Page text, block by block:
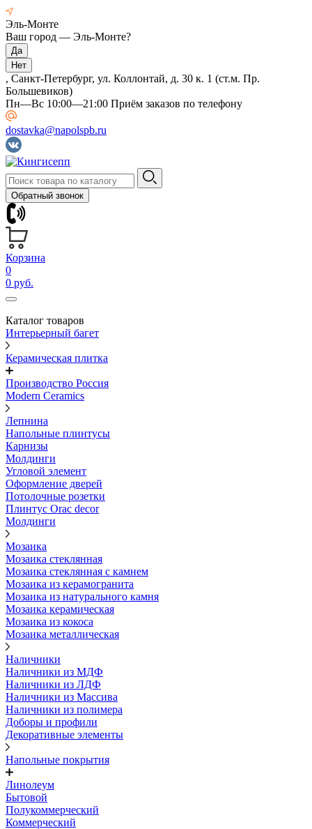
Эль-Монте
Ваш город — Эль-Монте?
, Санкт-Петербург, ул. Коллонтай, д. 30 к. 1 (ст.м. Пр.
Большевиков)
Пн—Вс 10:00—21:00 Приём заказов по телефону
dostavka@napolspb.ru
Обратный звонок
Корзина
0
0 руб.
Каталог товаров
Интерьерный багет
Керамическая плитка
Производство Россия
Modern Ceramics
Лепнина
Напольные плинтусы
Карнизы
Молдинги
Угловой элемент
Оформление дверей
Потолочные розетки
Плинтус Orac decor
Молдинги
Мозаика
Мозаика стеклянная
Мозаика стеклянная с камнем
Мозаика из керамогранита
Мозаика из натурального камня
Мозаика керамическая
Мозаика из кокоса
Мозаика металлическая
Наличники
Наличники из МДФ
Наличники из ЛДФ
Наличники из Массива
Наличники из полимера
Доборы и профили
Декоративные элементы
Напольные покрытия
Линолеум
Бытовой
Полукоммерческий
Коммерческий